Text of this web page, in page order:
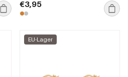
€3,95
EU-Lager